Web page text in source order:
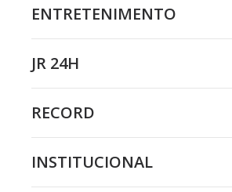
ENTRETENIMENTO
JR 24H
RECORD
INSTITUCIONAL